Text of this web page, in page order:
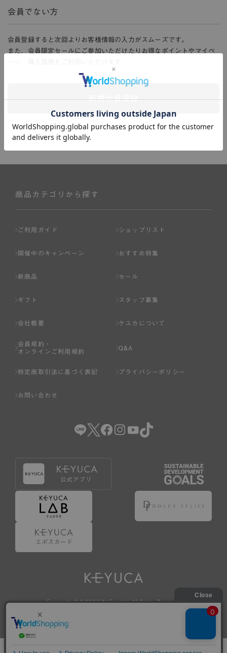
会員でない方
会員登録すると次回よりお客様情報の入力がスムーズです。
また、会員限定セールにご参加いただけたりお得なポイントやマイペ
新規会員登録
商品カテゴリから探す
ご利用ガイド ショップリスト
開催中のキャンペーン おすすめ特集
新商品 セール
ギフト スタッフ募集
会社概要 ケユカについて
会員規約・
オンラインご利用規約
Q&A
特定商取引法に基づく表記 プライバシーポリシー
お問い合わせ
Copyright © KAWAJUN Co., Ltd. All Rights Reserved.